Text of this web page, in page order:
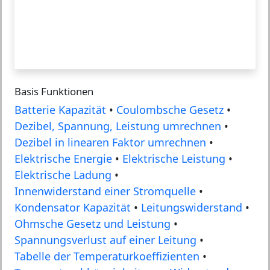
Basis Funktionen
Batterie Kapazität • Coulombsche Gesetz •
Dezibel, Spannung, Leistung umrechnen •
Dezibel in linearen Faktor umrechnen •
Elektrische Energie • Elektrische Leistung •
Elektrische Ladung •
Innenwiderstand einer Stromquelle •
Kondensator Kapazität • Leitungswiderstand •
Ohmsche Gesetz und Leistung •
Spannungsverlust auf einer Leitung •
Tabelle der Temperaturkoeffizienten •